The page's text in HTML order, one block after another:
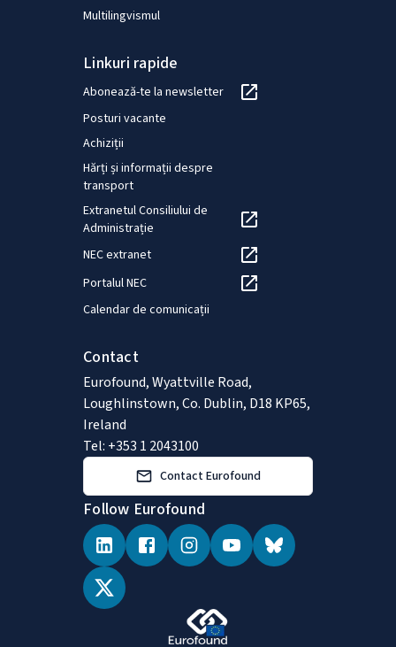
Multilingvismul
Linkuri rapide
Abonează-te la newsletter
Posturi vacante
Achiziții
Hărți și informații despre
transport
Extranetul Consiliului de
Administrație
NEC extranet
Portalul NEC
Calendar de comunicații
Contact
Eurofound, Wyattville Road,
Loughlinstown, Co. Dublin, D18 KP65,
Ireland
Tel: +353 1 2043100
Contact Eurofound
Follow Eurofound